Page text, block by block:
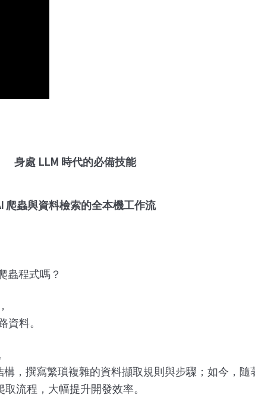
身處LLM 時代的必備技能
爬蟲與資料檢索的全本機工作流
蟲程式嗎？
資料。
構，撰寫繁瑣複雜的資料擷取規則與步驟；如今，隨
流程，大幅提升開發效率。